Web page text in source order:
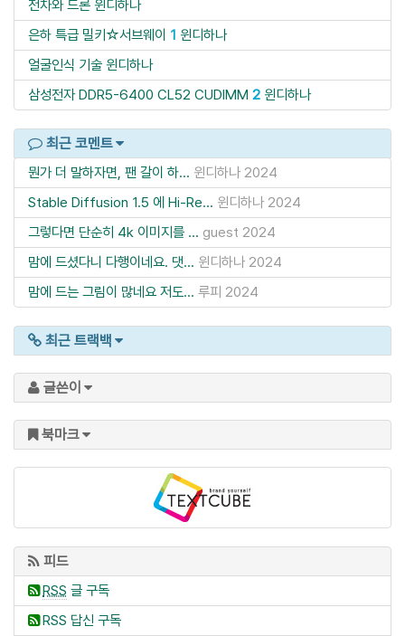
전차와 드론 윈디하나
은하 특급 밀키☆서브웨이 1 윈디하나
얼굴인식 기술 윈디하나
삼성전자 DDR5-6400 CL52 CUDIMM 2 윈디하나
최근 코멘트
뭔가 더 말하자면, 팬 갈이 하... 윈디하나 2024
Stable Diffusion 1.5 에 Hi-Re... 윈디하나 2024
그렇다면 단순히 4k 이미지를 ... guest 2024
맘에 드셨다니 다행이네요. 댓... 윈디하나 2024
맘에 드는 그림이 많네요 저도... 루피 2024
최근 트랙백
글쓴이
북마크
피드
RSS 글 구독
RSS 답신 구독